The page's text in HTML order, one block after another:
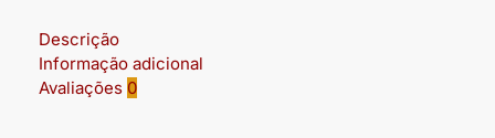
Descrição
Informação adicional
Avaliações 0